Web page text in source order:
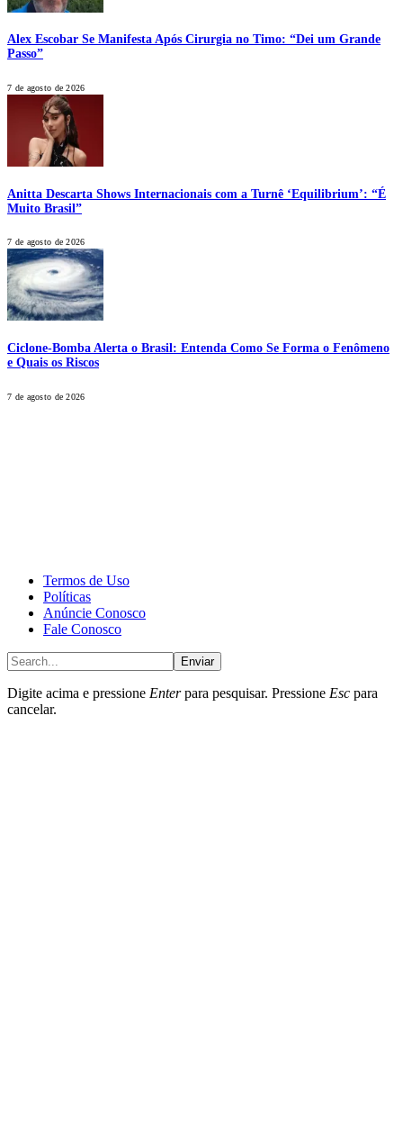
Alex Escobar Se Manifesta Após Cirurgia no Timo: “Dei um Grande
Passo”
7 de agosto de 2026
Anitta Descarta Shows Internacionais com a Turnê ‘Equilibrium’: “É
Muito Brasil”
7 de agosto de 2026
Ciclone-Bomba Alerta o Brasil: Entenda Como Se Forma o Fenômeno
e Quais os Riscos
7 de agosto de 2026
Termos de Uso
Políticas
Anúncie Conosco
Fale Conosco
Enviar
Digite acima e pressione Enterpara pesquisar. Pressione Esc para
cancelar.